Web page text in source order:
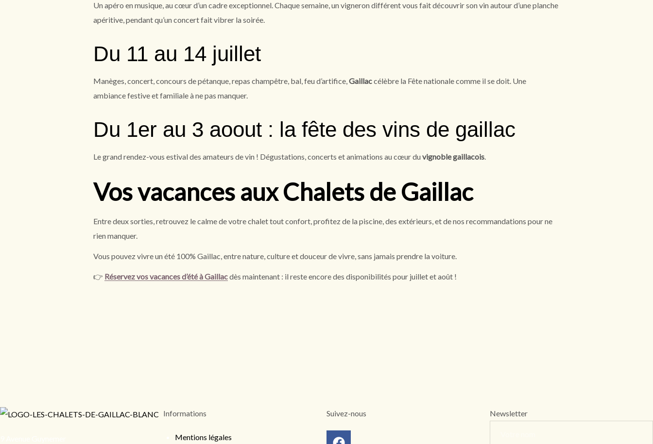
Un apéro en musique, au cœur d’un cadre exceptionnel. Chaque semaine, un vigneron différent vous fait découvrir son vin autour d’une planche
apéritive, pendant qu’un concert fait vibrer la soirée.
Du 11 au 14 juillet
Manèges, concert, concours de pétanque, repas champêtre, bal, feu d’artifice,Gaillaccélèbre la Fête nationale comme il se doit. Une
ambiance festive et familiale à ne pas manquer.
Du 1er au 3 aoout : la fête des vins de gaillac
Le grand rendez-vous estival des amateurs de vin ! Dégustations, concerts et animations au cœur duvignoble gaillacois.
Vos vacances aux Chalets de Gaillac
Entre deux sorties, retrouvez le calme de votre chalet tout confort, profitez de la piscine, des extérieurs, et de nos recommandations pour ne
rien manquer.
Vous pouvez vivre un été 100% Gaillac, entre nature, culture et douceur de vivre, sans jamais prendre la voiture.
👉 Réservez vos vacances d’été à Gaillacdès maintenant : il reste encore des disponibilités pour juillet et août !
Informations
Mentions légales
Suivez-nous Newsletter